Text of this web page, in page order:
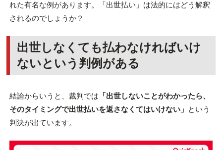
れた有名な例があります。「出世払い」は法的にはどう解釈
されるのでしょうか？
出世しなくても払わなければいけ
ないという判例がある
結論からいうと、裁判では 「出世しないことがわかったら、
そのタイミングで出世払いを返さなくてはいけない」 という
判決が出ています。